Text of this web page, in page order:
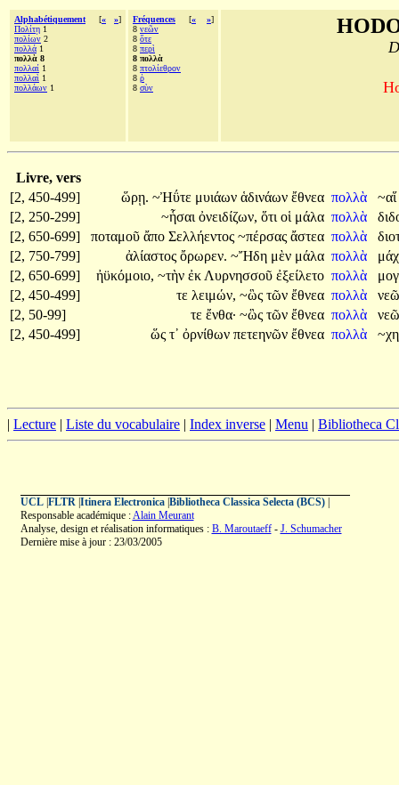
Alphabétiquement [« »]
Πολίτῃ 1
πολίων 2
πολλά 1
πολλὰ 8
πολλαί 1
πολλαὶ 1
πολλάων 1
Fréquences [« »]
8 νεῶν
8 ὅτε
8 περὶ
8 πολλὰ
8 πτολίεθρον
8 ῥ
8 σὺν
Livre, vers
[2, 450-499]
ὥρῃ. ~Ἠΰτε μυιάων ἁδινάων ἔθνεα πολλὰ
~αἵ
[2, 250-299]
~ἧσαι ὀνειδίζων, ὅτι οἱ μάλα πολλὰ
[2, 650-699]
ποταμοῦ ἄπο Σελλήεντος ~πέρσας ἄστεα πολλὰ
[2, 750-799]
ἀλίαστος ὄρωρεν. ~Ἤδη μὲν μάλα πολλὰ
[2, 650-699]
ἠϋκόμοιο, ~τὴν ἐκ Λυρνησσοῦ ἐξείλετο πολλὰ
[2, 450-499]
τε λειμών, ~ὣς τῶν ἔθνεα πολλὰ
[2, 50-99]
τε ἔνθα· ~ὣς τῶν ἔθνεα πολλὰ
[2, 450-499]
ὥς τ᾽ ὀρνίθων πετεηνῶν ἔθνεα πολλὰ
| Lecture | Liste du vocabulaire | Index inverse | Menu | Bibliotheca
UCL| FLTR| Itinera Electronica| Bibliotheca Classica Selecta (BCS)|
Responsable académique :Alain Meurant
Analyse, design et réalisation informatiques : B. Maroutaeff- J. Schumacher
Dernière mise à jour : 23/03/2005